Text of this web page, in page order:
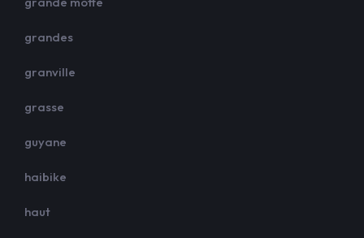
grandes
granville
grasse
guyane
haibike
haut